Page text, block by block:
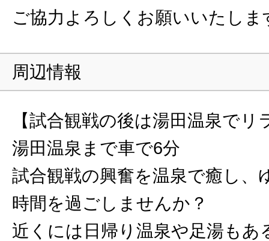
ご協力よろしくお願いいたしま
周辺情報
【試合観戦の後は湯田温泉でリ
湯田温泉まで車で6分
試合観戦の興奮を温泉で癒し、
時間を過ごしませんか？
近くには日帰り温泉や足湯もあ